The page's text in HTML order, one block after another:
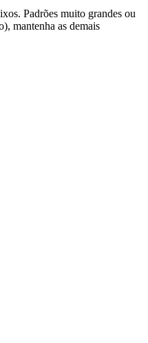
Padrões muito grandes ou
mantenha as demais